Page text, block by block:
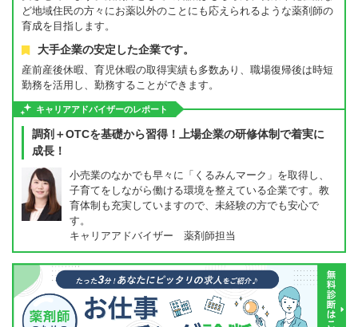
ど地域住民の方々にお薬以外のことにも応えられるような薬剤師の
育成を目指します。
大手企業の安定した企業です。
産前産後休暇、育児休暇の取得実績も多数あり、職場復帰後は時短
勤務を活用し、勤務することができます。
キャリアアドバイザーのレポート
調剤＋OTCを基礎から習得！上場企業の研修体制で着実に
成長！
小売業のなかでも早々に「くるみんマーク」を取得し、
子育てをしながら働ける環境を整えている企業です。教
育体制も充実していますので、未経験の方でも安心で
す。
キャリアアドバイザー 薬剤師担当